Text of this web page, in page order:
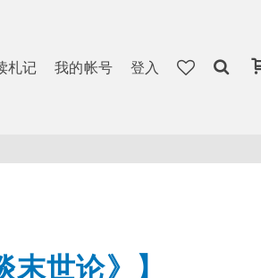
札记 我的帐号 登入
末世论》】